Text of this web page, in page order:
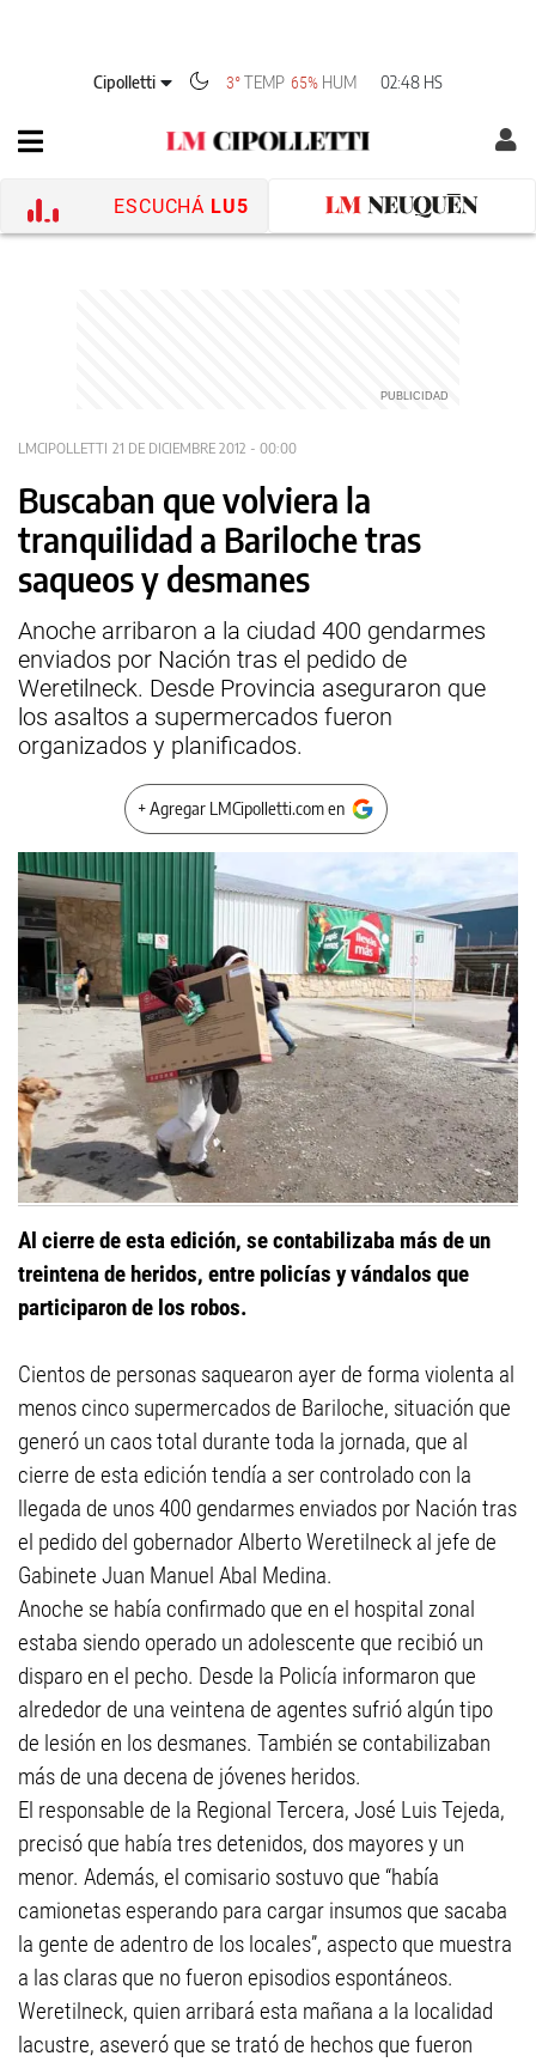
Cipolletti 3°TEMP 65% HUM 02:48 HS
ESCUCHÁ LU5
LMCIPOLLETTI 21 DE DICIEMBRE 2012 - 00:00
Buscaban que volviera la
tranquilidad a Bariloche tras
saqueos y desmanes
Anoche arribaron a la ciudad 400 gendarmes
enviados por Nación tras el pedido de
Weretilneck. Desde Provincia aseguraron que
los asaltos a supermercados fueron
organizados y planificados.
+ Agregar LMCipolletti.com en
Al cierre de esta edición, se contabilizaba más de un
treintena de heridos, entre policías y vándalos que
participaron de los robos.
Cientos de personas saquearon ayer de forma violenta al
menos cinco supermercados de Bariloche, situación que
generó un caos total durante toda la jornada, que al
cierre de esta edición tendía a ser controlado con la
llegada de unos 400 gendarmes enviados por Nación tras
el pedido del gobernador Alberto Weretilneck al jefe de
Gabinete Juan Manuel Abal Medina.
Anoche se había confirmado que en el hospital zonal
estaba siendo operado un adolescente que recibió un
disparo en el pecho. Desde la Policía informaron que
alrededor de una veintena de agentes sufrió algún tipo
de lesión en los desmanes. También se contabilizaban
más de una decena de jóvenes heridos.
El responsable de la Regional Tercera, José Luis Tejeda,
precisó que había tres detenidos, dos mayores y un
menor. Además, el comisario sostuvo que “había
camionetas esperando para cargar insumos que sacaba
la gente de adentro de los locales”, aspecto que muestra
a las claras que no fueron episodios espontáneos.
Weretilneck, quien arribará esta mañana a la localidad
lacustre, aseveró que se trató de hechos que fueron